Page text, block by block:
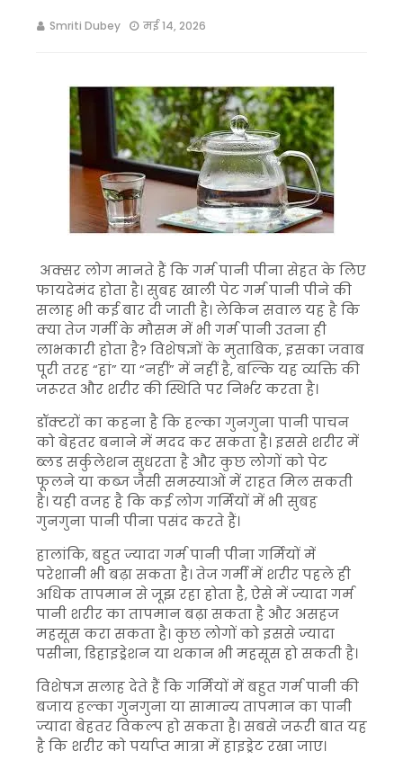
Smriti Dubey मई 14, 2026
अक्सर लोग मानते हैं कि गर्म पानी पीना सेहत के लिए
फायदेमंद होता है। सुबह खाली पेट गर्म पानी पीने की
सलाह भी कई बार दी जाती है। लेकिन सवाल यह है कि
क्या तेज गर्मी के मौसम में भी गर्म पानी उतना ही
लाभकारी होता है? विशेषज्ञों के मुताबिक, इसका जवाब
पूरी तरह “हां” या “नहीं” में नहीं है, बल्कि यह व्यक्ति की
जरूरत और शरीर की स्थिति पर निर्भर करता है।
डॉक्टरों का कहना है कि हल्का गुनगुना पानी पाचन
को बेहतर बनाने में मदद कर सकता है। इससे शरीर में
ब्लड सर्कुलेशन सुधरता है और कुछ लोगों को पेट
फूलने या कब्ज जैसी समस्याओं में राहत मिल सकती
है। यही वजह है कि कई लोग गर्मियों में भी सुबह
गुनगुना पानी पीना पसंद करते हैं।
हालांकि, बहुत ज्यादा गर्म पानी पीना गर्मियों में
परेशानी भी बढ़ा सकता है। तेज गर्मी में शरीर पहले ही
अधिक तापमान से जूझ रहा होता है, ऐसे में ज्यादा गर्म
पानी शरीर का तापमान बढ़ा सकता है और असहज
महसूस करा सकता है। कुछ लोगों को इससे ज्यादा
पसीना, डिहाइड्रेशन या थकान भी महसूस हो सकती है।
विशेषज्ञ सलाह देते हैं कि गर्मियों में बहुत गर्म पानी की
बजाय हल्का गुनगुना या सामान्य तापमान का पानी
ज्यादा बेहतर विकल्प हो सकता है। सबसे जरूरी बात यह
है कि शरीर को पर्याप्त मात्रा में हाइड्रेट रखा जाए।